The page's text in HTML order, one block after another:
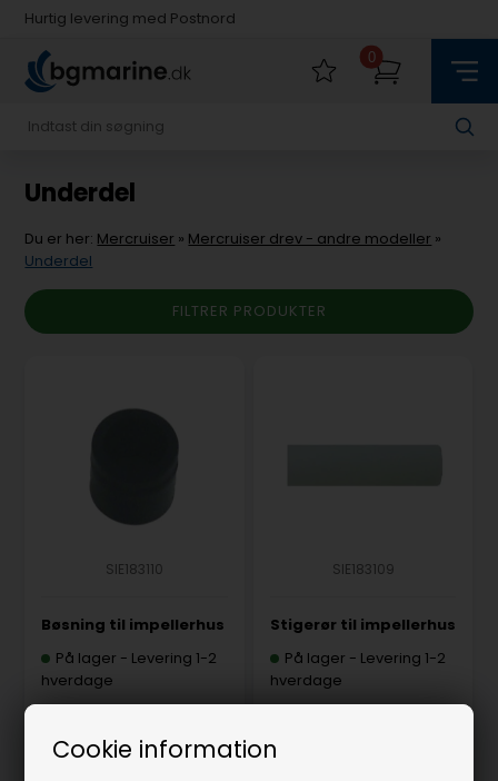
Cookie information
Hurtig levering med Postnord
Hurtig levering med Postnord
0
Underdel
Du er her: Mercruiser » Mercruiser drev - andre modeller »
Underdel
FILTRER PRODUKTER
SIE183110
Bøsning til impellerhus
På lager - Levering 1-2
hverdage
SIE183109
Stigerør til impellerhus
På lager - Levering 1-2
hverdage